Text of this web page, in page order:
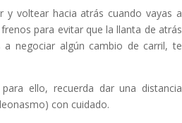
y voltear hacia atrás cuando vayas a
para evitar que la llanta de atrás
negociar algún cambio de carril, te
ello, recuerda dar una distancia
con cuidado.